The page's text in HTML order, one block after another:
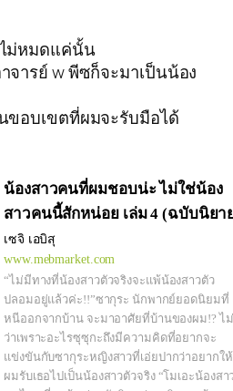
ไม่หมดแค่นั้น
จารย์ w พีซก็จะมาเป็นน้อง
ขอบเขตที่ผมจะรับมือได้
น้องสาวคนที่ผมชอบน่ะ ไม่ใช่น้อง
สาวคนนี้สักหน่อย เล่ม 4 (ฉบับนิยา
เซจิ เอบิสุ
www.mebmarket.com
“ไม่มีทางที่น้องสาวตัวจริงจะแพ้น้องสาวตัว
ปลอมอยู่แล้วค่ะ!!”ซากุระ นักพากย์ยอดนิยมที่
หนีออกจากบ้าน จะมาอาศัยที่บ้านของผม!? ไ
ว่าเพราะอะไรซุซุกะถึงมีความคิดที่อยากจะ
แข่งขันกับซากุระหญิงสาวที่เอ่ยปากว่าอยากให้
ผมรับเธอไปเป็นน้องสาวตัวจริง “โมเอะน้องสา